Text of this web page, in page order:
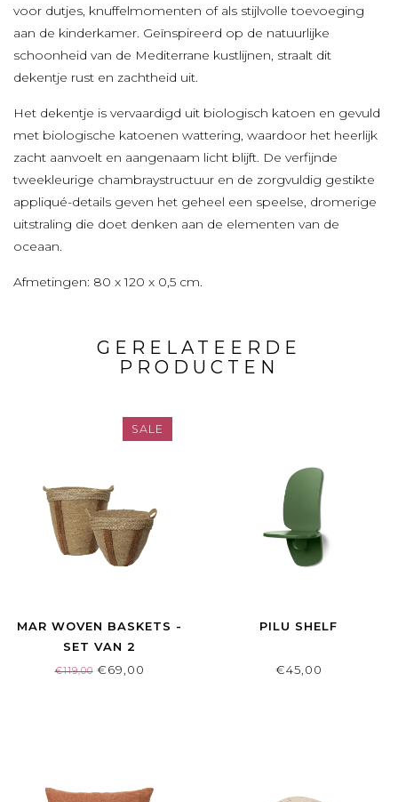
voor dutjes, knuffelmomenten of als stijlvolle toevoeging
aan de kinderkamer. Geïnspireerd op de natuurlijke
schoonheid van de Mediterrane kustlijnen, straalt dit
dekentje rust en zachtheid uit.
Het dekentje is vervaardigd uit biologisch katoen en gevuld
met biologische katoenen wattering, waardoor het heerlijk
zacht aanvoelt en aangenaam licht blijft. De verfijnde
tweekleurige chambraystructuur en de zorgvuldig gestikte
appliqué-details geven het geheel een speelse, dromerige
uitstraling die doet denken aan de elementen van de
oceaan.
Afmetingen: 80 x 120 x 0,5 cm.
GERELATEERDE
PRODUCTEN
SALE
MAR WOVEN BASKETS -
SET VAN 2
€119,00€69,00
PILU SHELF
€45,00